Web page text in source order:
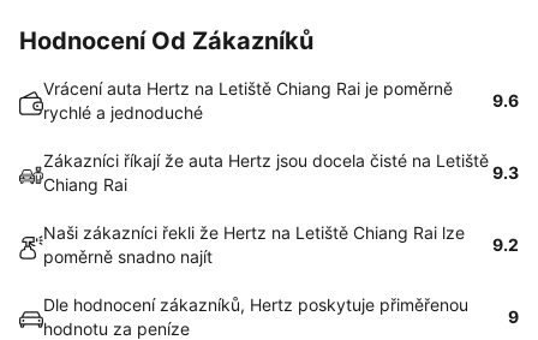
Hodnocení Od Zákazníků
Vrácení auta Hertz na Letiště Chiang Rai je poměrně
rychlé a jednoduché
9.6
Zákazníci říkají že auta Hertz jsou docela čisté na Letiště
Chiang Rai
9.3
Naši zákazníci řekli že Hertz na Letiště Chiang Rai lze
poměrně snadno najít
9.2
Dle hodnocení zákazníků, Hertz poskytuje přiměřenou
hodnotu za peníze
9